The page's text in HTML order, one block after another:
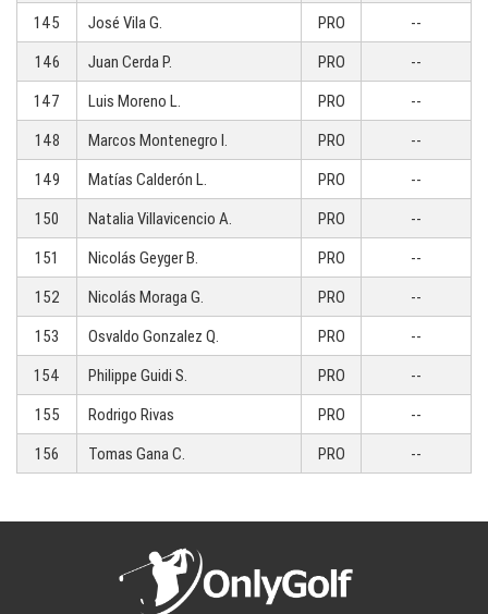
145
José Vila G. PRO
--
146
Juan Cerda P. PRO
--
147
Luis Moreno L. PRO
--
148
Marcos Montenegro I. PRO
--
149
Matías Calderón L. PRO
--
150
Natalia Villavicencio A. PRO
--
151
Nicolás Geyger B. PRO
--
152
Nicolás Moraga G. PRO
--
153
Osvaldo Gonzalez Q. PRO
--
154
Philippe Guidi S. PRO
--
155
Rodrigo Rivas PRO
--
156
Tomas Gana C. PRO --